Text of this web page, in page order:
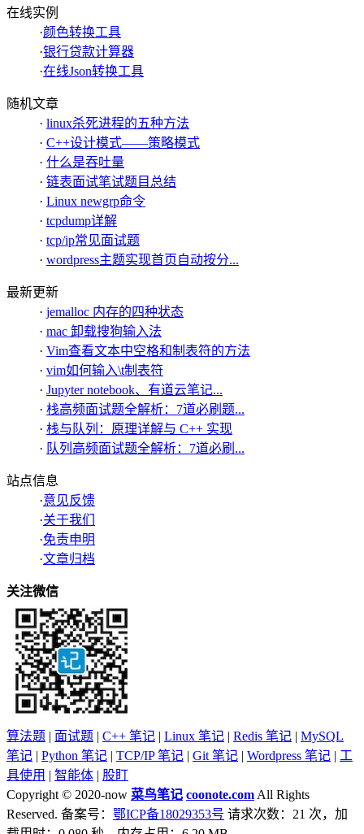
在线实例
·颜色转换工具
·银行贷款计算器
·在线Json转换工具
随机文章
· linux杀死进程的五种方法
· C++设计模式——策略模式
· 什么是吞吐量
· 链表面试笔试题目总结
· Linux newgrp命令
· tcpdump详解
· tcp/ip常见面试题
· wordpress主题实现首页自动按分...
最新更新
· jemalloc 内存的四种状态
· mac 卸载搜狗输入法
· Vim查看文本中空格和制表符的方法
· vim如何输入\t制表符
· Jupyter notebook、有道云笔记...
· 栈高频面试题全解析：7道必刷题...
· 栈与队列：原理详解与 C++ 实现
· 队列高频面试题全解析：7道必刷...
站点信息
·意见反馈
·关于我们
·免责申明
·文章归档
关注微信
算法题 | 面试题 | C++ 笔记 | Linux 笔记 | Redis 笔记 | MySQL
笔记 | Python 笔记 | TCP/IP 笔记 | Git 笔记 | Wordpress 笔记 | 工
具使用 | 智能体 | 股盯
Copyright © 2020-now 菜鸟笔记 coonote.com All Rights
Reserved. 备案号： 鄂ICP备18029353号 请求次数：21 次，加